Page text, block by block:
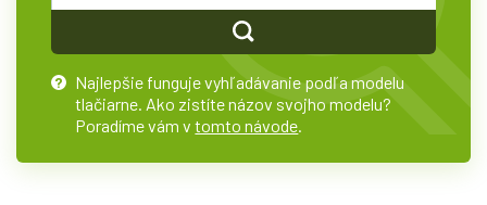
?
Najlepšie funguje vyhľadávanie podľa modelu
tlačiarne. Ako zistíte názov svojho modelu?
Poradíme vám vtomto návode